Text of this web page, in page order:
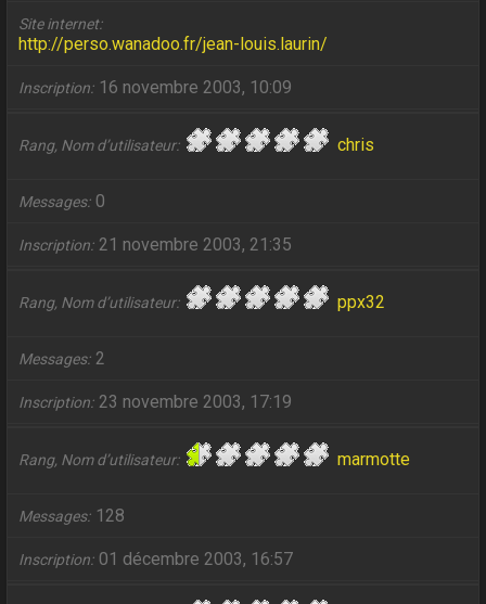
Site internet
http://perso.wanadoo.fr/jean-louis.laurin/
Inscription 16 novembre 2003, 10:09
Rang, Nom d’utilisateur chris
Messages 0
Inscription 21 novembre 2003, 21:35
Rang, Nom d’utilisateur ppx32
Messages 2
Inscription 23 novembre 2003, 17:19
Rang, Nom d’utilisateur marmotte
Messages 128
Inscription 01 décembre 2003, 16:57